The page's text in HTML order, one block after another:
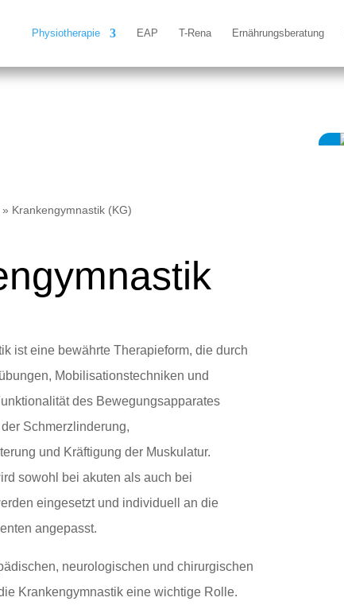
Physiotherapie EAP T-Rena Ernährungsberatung
» Krankengymnastik (KG)
ist eine bewährte Therapieform, die durch
Mobilisationstechniken und
des Bewegungsapparates
Schmerzlinderung,
und Kräftigung der Muskulatur.
sowohl bei akuten als auch bei
eingesetzt und individuell an die
angepasst.
neurologischen und chirurgischen
Krankengymnastik eine wichtige Rolle.